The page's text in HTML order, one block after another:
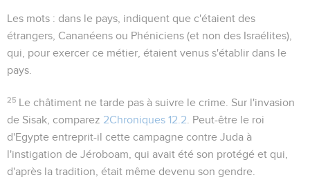
Les mots : dans le pays , indiquent que c'étaient des
étrangers, Cananéens ou Phéniciens (et non des Israélites),
qui, pour exercer ce métier, étaient venus s'établir dans le
pays.
25 Le châtiment ne tarde pas à suivre le crime. Sur l'invasion
de Sisak, comparez 2Chroniques 12.2 . Peut-être le roi
d'Egypte entreprit-il cette campagne contre Juda à
l'instigation de Jéroboam, qui avait été son protégé et qui,
d'après la tradition, était même devenu son gendre.